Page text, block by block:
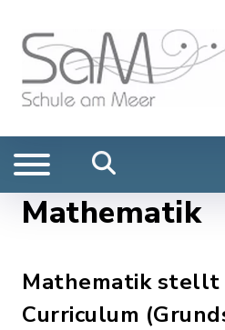
Mathematik
Mathematik stellt
Curriculum